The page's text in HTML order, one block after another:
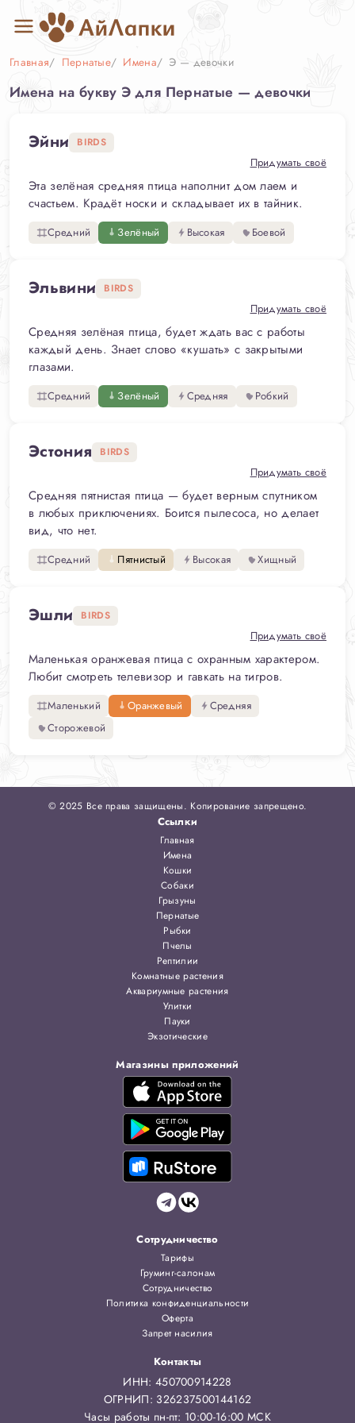
Главная Пернатые Имена Э — девочки
Имена на букву Э для Пернатые — девочки
Эйни BIRDS
Придумать своё
Эта зелёная средняя птица наполнит дом лаем и
счастьем. Крадёт носки и складывает их в тайник.
Средний Зелёный Высокая Боевой
Эльвини BIRDS
Придумать своё
Средняя зелёная птица, будет ждать вас с работы
каждый день. Знает слово «кушать» с закрытыми
глазами.
Средний Зелёный Средняя Робкий
Эстония BIRDS
Придумать своё
Средняя пятнистая птица — будет верным спутником
в любых приключениях. Боится пылесоса, но делает
вид, что нет.
Средний Пятнистый Высокая Хищный
Эшли BIRDS
Придумать своё
Маленькая оранжевая птица с охранным характером.
Любит смотреть телевизор и гавкать на тигров.
Маленький Оранжевый
Средняя
Сторожевой
© 2025 Все права защищены. Копирование запрещено.
Ссылки
Главная
Имена
Кошки
Собаки
Грызуны
Пернатые
Рыбки
Пчелы
Рептилии
Комнатные растения
Аквариумные растения
Улитки
Пауки
Экзотические
Магазины приложений
Сотрудничество
Тарифы
Груминг-салонам
Сотрудничество
Политика конфиденциальности
Оферта
Запрет насилия
Контакты
ИНН: 450700914228
ОГРНИП: 326237500144162
Часы работы пн-пт: 10:00-16:00 МСК